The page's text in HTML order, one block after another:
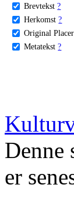
Brevtekst ?
Herkomst ?
Original
Metatekst ?
Denne
er